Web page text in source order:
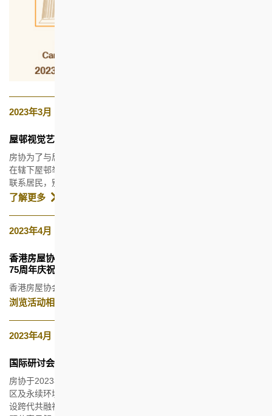
2023年3月
屋邨视觉艺术计划
房协为了与居民及市民大众一同分享钻禧年的喜悦，特别於2023年
在辖下屋邨举办视觉艺术计划，在美化屋邨的公共空间之余，亦可
联系居民，别具意义。
了解更多
2023年4月
香港房屋协会
75周年庆祝酒会
香港房屋协会于2023年4月17日举行75周年庆祝酒会。
浏览活动相片及短片
2023年4月
国际研讨会
房协于2023年4月17日举办以「未来愿景：为跨代共融创造宜居社
区及永续环境」为主题的国际研讨会，邀请不同地区的专家，就建
设跨代共融社区、房屋创新丶以及环境丶社会丶管治（ESG）等议